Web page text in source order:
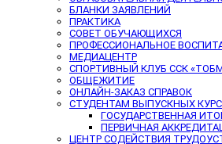
БЛАНКИ ЗАЯВЛЕНИЙ
ПРАКТИКА
СОВЕТ ОБУЧАЮЩИХСЯ
ПРОФЕССИОНАЛЬНОЕ
МЕДИАЦЕНТР
СПОРТИВНЫЙ КЛУБ ССК
ОБЩЕЖИТИЕ
ОНЛАЙН-ЗАКАЗ СПРАВОК
СТУДЕНТАМ ВЫПУСКНЫХ
ГОСУДАРСТВЕННАЯ
ПЕРВИЧНАЯ
ЦЕНТР СОДЕЙСТВИЯ